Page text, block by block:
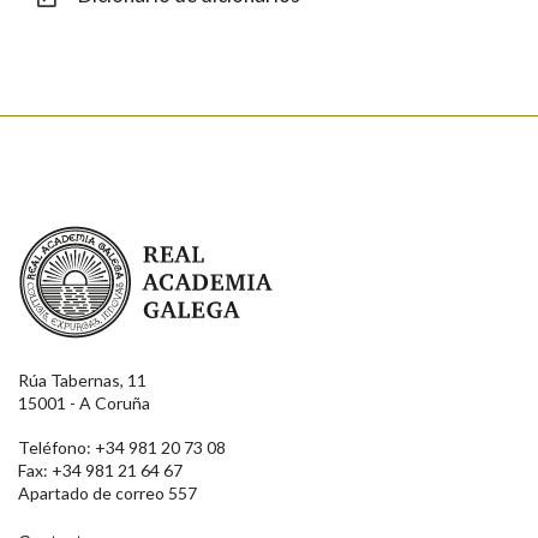
Real Academia Galega
Rúa Tabernas, 11
15001 - A Coruña
Teléfono: +34 981 20 73 08
Fax: +34 981 21 64 67
Apartado de correo 557